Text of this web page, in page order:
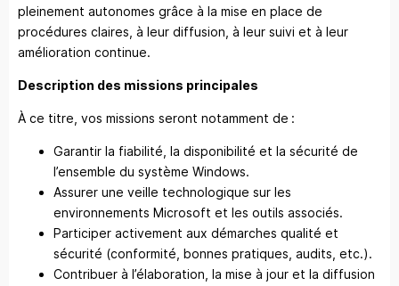
pleinement autonomes grâce à la mise en place de
procédures claires, à leur diffusion, à leur suivi et à leur
amélioration continue.
Description des missions principales
À ce titre, vos missions seront notamment de :
Garantir la fiabilité, la disponibilité et la sécurité de
l’ensemble du système Windows.
Assurer une veille technologique sur les
environnements Microsoft et les outils associés.
Participer activement aux démarches qualité et
sécurité (conformité, bonnes pratiques, audits, etc.).
Contribuer à l’élaboration, la mise à jour et la diffusion